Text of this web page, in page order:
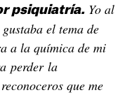
psiquiatría.Yo al
el tema de
a la química de mi
perder la
que me